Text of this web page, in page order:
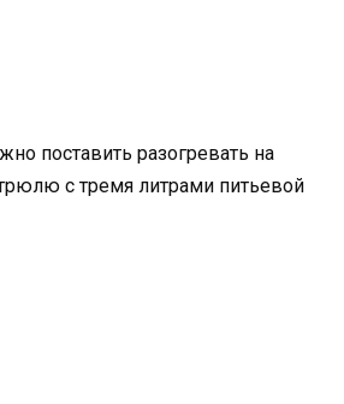
поставить разогревать на
с тремя литрами питьевой